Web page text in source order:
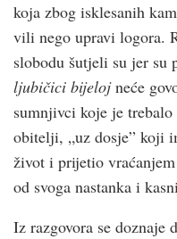
koja zbog isklesanih
vili nego upravi logora.
slobodu šutjeli su jer su
ljubičici bijelojneće
sumnjivci koje je
obitelji, „uz dosje” koji
život i prijetio
od svoga nastanka i
Iz razgovora se